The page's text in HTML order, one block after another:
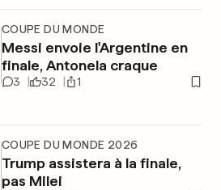
COUPE DU MONDE
Messi envoie l'Argentine en
finale, Antonela craque
3 32 1
COUPE DU MONDE 2026
Trump assistera à la finale,
pas Milei